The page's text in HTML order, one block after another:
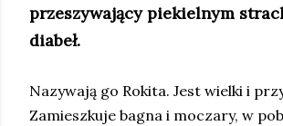
przeszywający piekielnym
diabeł.
Nazywają go Rokita. Jest wielki i
Zamieszkuje bagna i moczary, w